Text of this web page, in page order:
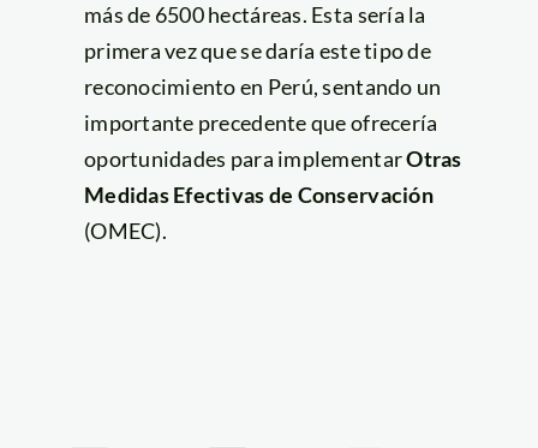
más de 6500 hectáreas. Esta sería la
primera vez que se daría este tipo de
reconocimiento en Perú, sentando un
importante precedente que ofrecería
oportunidades para implementarOtras
Medidas Efectivas de Conservación
(OMEC).